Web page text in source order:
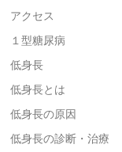
アクセス
１型糖尿病
低身長
低身長とは
低身長の原因
低身長の診断・治療